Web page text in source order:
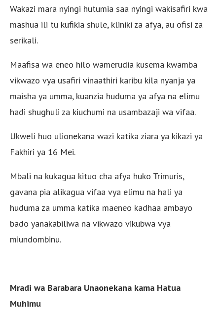
Wakazi mara nyingi hutumia saa nyingi wakisafiri kwa
mashua ili tu kufikia shule, kliniki za afya, au ofisi za
serikali.
Maafisa wa eneo hilo wamerudia kusema kwamba
vikwazo vya usafiri vinaathiri karibu kila nyanja ya
maisha ya umma, kuanzia huduma ya afya na elimu
hadi shughuli za kiuchumi na usambazaji wa vifaa.
Ukweli huo ulionekana wazi katika ziara ya kikazi ya
Fakhiri ya 16 Mei.
Mbali na kukagua kituo cha afya huko Trimuris,
gavana pia alikagua vifaa vya elimu na hali ya
huduma za umma katika maeneo kadhaa ambayo
bado yanakabiliwa na vikwazo vikubwa vya
miundombinu.
Mradi wa Barabara Unaonekana kama Hatua
Muhimu